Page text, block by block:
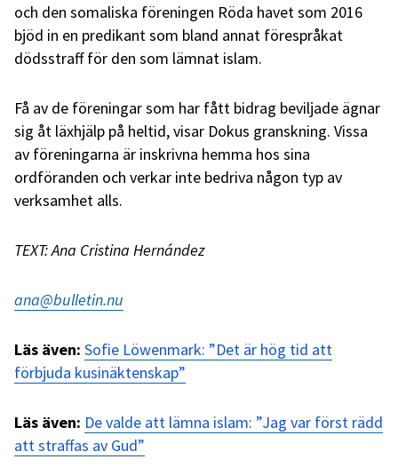
och den somaliska föreningen Röda havet som 2016
bjöd in en predikant som bland annat förespråkat
dödsstraff för den som lämnat islam.
Få av de föreningar som har fått bidrag beviljade ägnar
sig åt läxhjälp på heltid, visar Dokus granskning. Vissa
av föreningarna är inskrivna hemma hos sina
ordföranden och verkar inte bedriva någon typ av
verksamhet alls.
TEXT: Ana Cristina Hernández
ana@bulletin.nu
Läs även: Sofie Löwenmark: ”Det är hög tid att
förbjuda kusinäktenskap”
Läs även: De valde att lämna islam: ”Jag var först rädd
att straffas av Gud”